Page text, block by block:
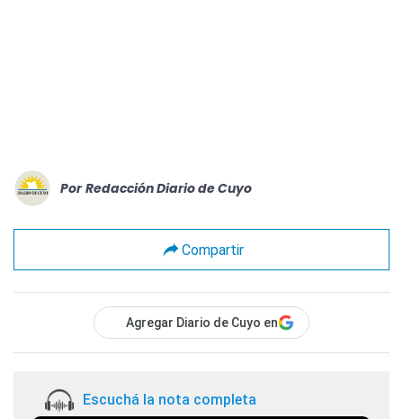
Por Redacción Diario de Cuyo
Compartir
Agregar Diario de Cuyo en
Escuchá la nota completa